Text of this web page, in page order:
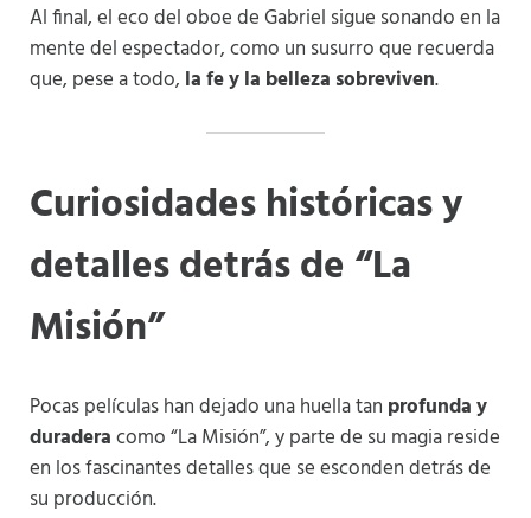
Al final, el eco del oboe de Gabriel sigue sonando en la
mente del espectador, como un susurro que recuerda
que, pese a todo, la fe y la belleza sobreviven.
Curiosidades históricas y
detalles detrás de “La
Misión”
Pocas películas han dejado una huella tan profunda y
duraderacomo “La Misión”, y parte de su magia reside
en los fascinantes detalles que se esconden detrás de
su producción.